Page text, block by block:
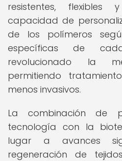
resistentes, flexibles
capacidad de
de los polímeros
específicas de
revolucionado la
permitiendo
menos invasivos.
La combinación de
tecnología con la
lugar a avances
regeneración de